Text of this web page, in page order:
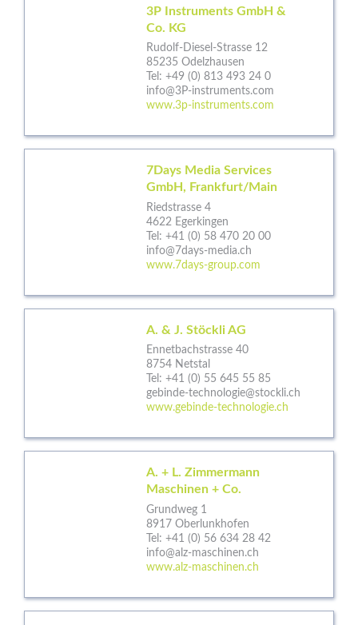
3P Instruments GmbH &
Co. KG
Rudolf-Diesel-Strasse 12
85235 Odelzhausen
Tel: +49 (0) 813 493 24 0
info@3P-instruments.com
www.3p-instruments.com
7Days Media Services
GmbH, Frankfurt/Main
Riedstrasse 4
4622 Egerkingen
Tel: +41 (0) 58 470 20 00
info@7days-media.ch
www.7days-group.com
A. & J. Stöckli AG
Ennetbachstrasse 40
8754 Netstal
Tel: +41 (0) 55 645 55 85
gebinde-technologie@stockli.ch
www.gebinde-technologie.ch
A. + L. Zimmermann
Maschinen + Co.
Grundweg 1
8917 Oberlunkhofen
Tel: +41 (0) 56 634 28 42
info@alz-maschinen.ch
www.alz-maschinen.ch